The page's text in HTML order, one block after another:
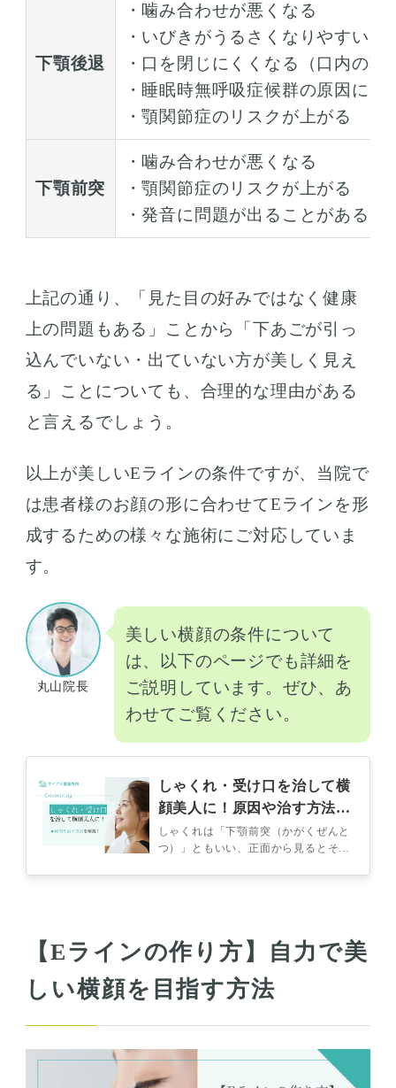
下顎後退
・噛み合わせが悪くなる
・いびきがうるさくなりやすい
・口を閉じにくくなる（口内の乾
・睡眠時無呼吸症候群の原因にな
・顎関節症のリスクが上がる
下顎前突
・噛み合わせが悪くなる
・顎関節症のリスクが上がる
・発音に問題が出ることがある
上記の通り、「見た目の好みではなく健康
上の問題もある」ことから「下あごが引っ
込んでいない・出ていない方が美しく見え
る」ことについても、合理的な理由がある
と言えるでしょう。
以上が美しいEラインの条件ですが、当院で
は患者様のお顔の形に合わせてEラインを形
成するための様々な施術にご対応していま
す。
丸山院長
美しい横顔の条件について
は、以下のページでも詳細を
ご説明しています。ぜひ、あ
わせてご覧ください。
しゃくれ・受け口を治して横
顔美人に！原因や治す方法も
解説
しゃくれは「下顎前突（かがくぜんと
つ）」ともいい、正面から見るとそれ
【Eラインの作り方】自力で美
しい横顔を目指す方法